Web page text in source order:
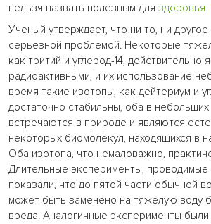
нельзя назвать полезным для здоровья.
Ученый утверждает, что ни то, ни
серьезной проблемой. Некоторые
как тритий и углерод-14, действительно
радиоактивными, и их использование
время такие изотопы, как дейтериум и
достаточно стабильны, оба в небольших
встречаются в природе и являются
некоторых биомолекул, находящихся в
Оба изотопа, что немаловажно,
Длительные эксперименты,
показали, что до пятой части обычной
может быть заменено на тяжелую воду
вреда. Аналогичные эксперименты